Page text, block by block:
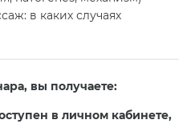
в каких случаях
вы получаете:
в личном кабинете,